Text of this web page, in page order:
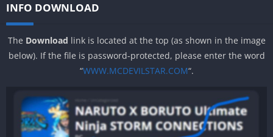
INFO DOWNLOAD
The Download link is located at the top (as shown in the image
below). If the file is password-protected, please enter the word
“WWW.MCDEVILSTAR.COM“.